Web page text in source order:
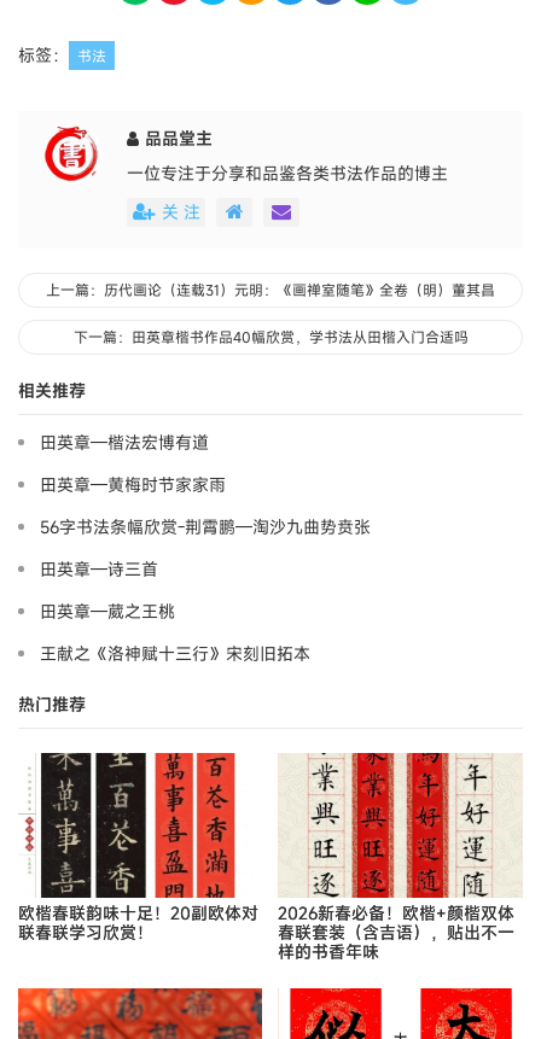
标签： 书法
品品堂主
一位专注于分享和品鉴各类书法作品的博主
关 注
上一篇：历代画论（连载31）元明：《画禅室随笔》全卷（明）董其昌
下一篇：田英章楷书作品40幅欣赏，学书法从田楷入门合适吗
相关推荐
田英章—楷法宏博有道
田英章—黄梅时节家家雨
56字书法条幅欣赏-荆霄鹏—淘沙九曲势贲张
田英章—诗三首
田英章—葳之王桃
王献之《洛神赋十三行》宋刻旧拓本
热门推荐
欧楷春联韵味十足！20副欧体对
联春联学习欣赏！
2026新春必备！欧楷+颜楷双体
春联套装（含吉语），贴出不一
样的书香年味